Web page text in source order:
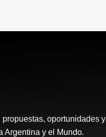
oportunidades y
Argentina y el Mundo.